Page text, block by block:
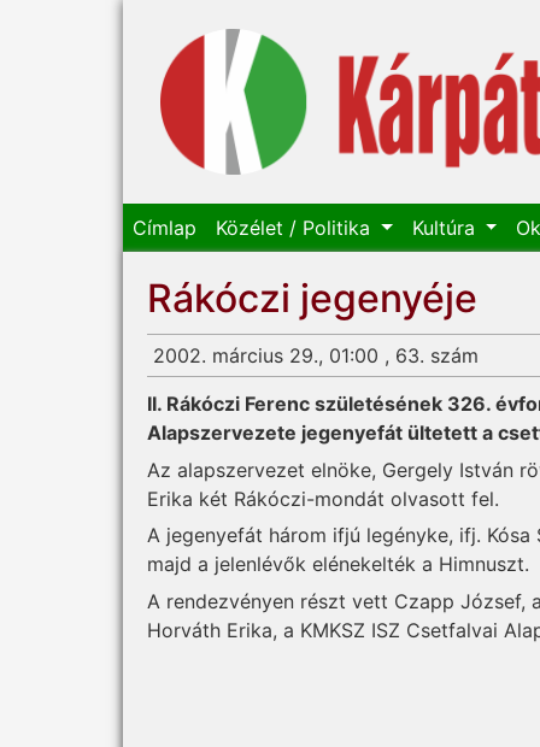
Címlap Közélet / Politika Kultúra
Rákóczi jegenyéje
2002. március 29., 01:00 , 63. szám
II. Rákóczi Ferenc születésének 326.
Alapszervezete jegenyefát ültetett a
Az alapszervezet elnöke, Gergely István
Erika két Rákóczi-mondát olvasott fel.
A jegenyefát három ifjú legényke, ifj.
majd a jelenlévők elénekelték a Himnuszt.
A rendezvényen részt vett Czapp József,
Horváth Erika, a KMKSZ ISZ Csetfalvai